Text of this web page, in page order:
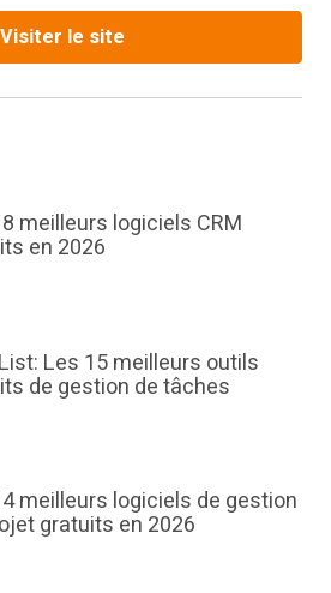
Visiter le site
meilleurs logiciels CRM
en 2026
Les 15 meilleurs outils
de gestion de tâches
meilleurs logiciels de gestion
gratuits en 2026